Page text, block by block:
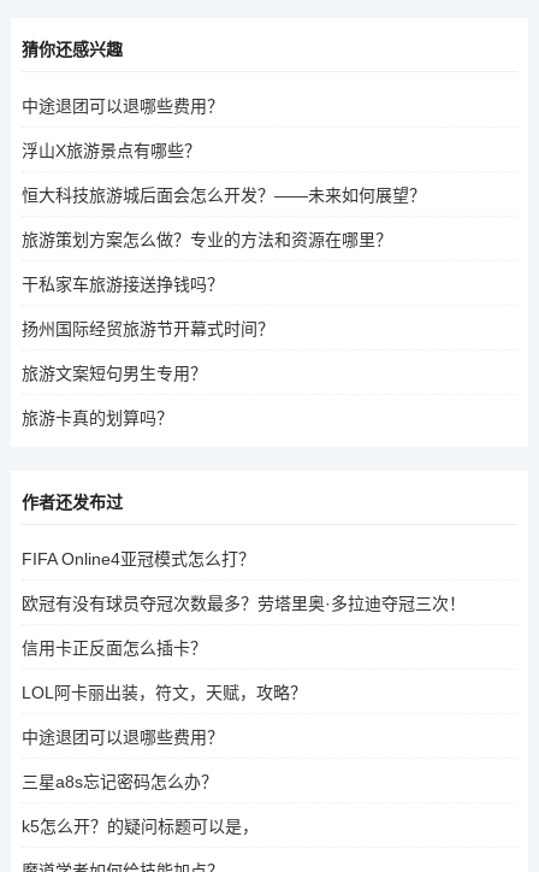
猜你还感兴趣
中途退团可以退哪些费用？
浮山X旅游景点有哪些？
恒大科技旅游城后面会怎么开发？——未来如何展望？
旅游策划方案怎么做？专业的方法和资源在哪里？
干私家车旅游接送挣钱吗？
扬州国际经贸旅游节开幕式时间？
旅游文案短句男生专用？
旅游卡真的划算吗？
作者还发布过
FIFA Online4亚冠模式怎么打？
欧冠有没有球员夺冠次数最多？劳塔里奥·多拉迪夺冠三次！
信用卡正反面怎么插卡？
LOL阿卡丽出装，符文，天赋，攻略？
中途退团可以退哪些费用？
三星a8s忘记密码怎么办？
k5怎么开？的疑问标题可以是，